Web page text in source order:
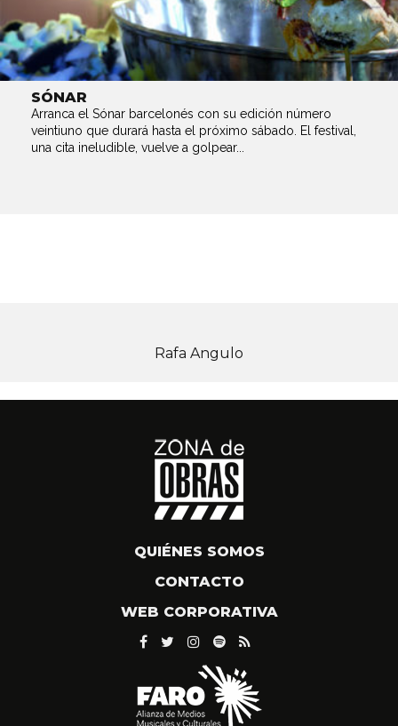
SÓNAR
Arranca el Sónar barcelonés con su edición número
veintiuno que durará hasta el próximo sábado. El festival,
una cita ineludible, vuelve a golpear...
Rafa Angulo
QUIÉNES SOMOS
CONTACTO
WEB CORPORATIVA